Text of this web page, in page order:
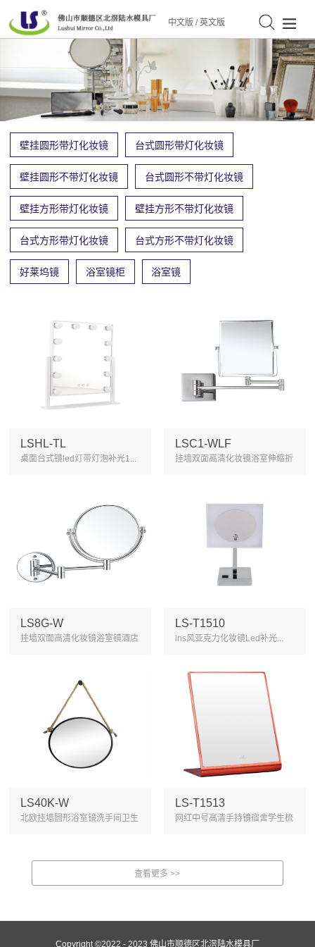
中文版 / 英文版
壁挂圆形带灯化妆镜 台式圆形带灯化妆镜
壁挂圆形不带灯化妆镜 台式圆形不带灯化妆镜
壁挂方形带灯化妆镜 壁挂方形不带灯化妆镜
台式方形带灯化妆镜 台式方形不带灯化妆镜
好莱坞镜 浴室镜柜 浴室镜
LSHL-TL
桌面台式镜led灯带灯泡补光1...
LSC1-WLF
挂墙双面高清化妆镜浴室伸缩折
LS8G-W
挂墙双面高清化妆镜浴室镜酒店
LS-T1510
ins风亚克力化妆镜Led补光...
LS40K-W
北欧挂墙圆形浴室镜洗手间卫生
LS-T1513
网红中号高清手持镜宿舍学生梳
Copyright ©2022 - 2023 佛山市顺德区北滘陆水模具厂